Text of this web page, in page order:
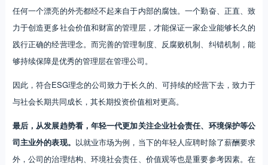
任何一个漂亮的外壳都经不起来自于内部的腐蚀。一个勤奋、正直、致
力于创造更多社会价值和财富的管理层，才能保证一家企业能够长久的
践行正确的经营理念。而完善的管理制度、反腐败机制、纠错机制，能
够持续保障是优秀的管理层在管理公司。
因此，符合ESG理念的公司致力于长久的、可持续的经营下去，致力于
与社会长期共同成长，其长期投资价值相对更高。
最后，从发展趋势看，年轻一代更加关注企业社会责任、环境保护等公
司主业外的表现。 以就业市场为例，当下的年轻人应聘时除了薪酬要求
外，公司的治理结构、环境社会责任、价值观等也是重要参考因素。在